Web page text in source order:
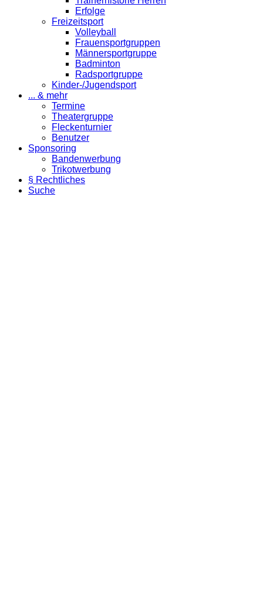
Erfolge
Freizeitsport
Volleyball
Frauensportgruppen
Männersportgruppe
Badminton
Radsportgruppe
Kinder-/Jugendsport
... & mehr
Termine
Theatergruppe
Fleckenturnier
Benutzer
Sponsoring
Bandenwerbung
Trikotwerbung
§ Rechtliches
Suche